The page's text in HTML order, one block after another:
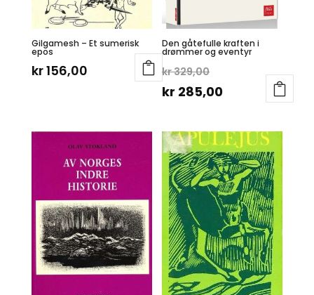
Gilgamesh – Et sumerisk
epos
kr156,00
Den gåtefulle kraften i
drømmer og eventyr
kr329,00
pris
kr 329,00.
kr 285,00Nåværende
er:
kr 285,00.